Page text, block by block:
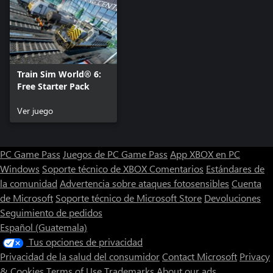
Train Sim World® 6:
Free Starter Pack
Ver juego
PC Game Pass Juegos de PC Game Pass App XBOX en PC
Windows Soporte técnico de XBOXComentarios Estándares de
la comunidad Advertencia sobre ataques fotosensibles Cuenta
de Microsoft Soporte técnico de Microsoft Store Devoluciones
Seguimiento de pedidos
Español (Guatemala)
Tus opciones de privacidad
Privacidad de la salud del consumidorContact Microsoft Privacy